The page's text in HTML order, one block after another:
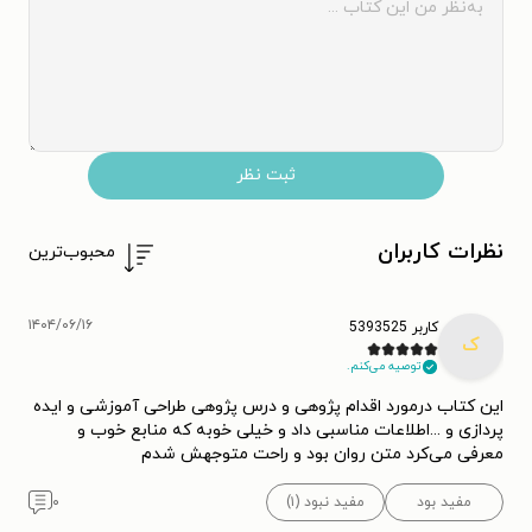
ثبت نظر
نظرات کاربران محبوب‌ترین
ک
کاربر 5393525
توصیه می‌کنم.
۱۴۰۴/۰۶/۱۶
این کتاب درمورد اقدام پژوهی و درس پژوهی طراحی آموزشی و ایده
پردازی و ...اطلاعات مناسبی داد و خیلی خوبه که منابع خوب و
معرفی می‌کرد متن روان بود و راحت متوجهش شدم
مفید بود مفید نبود (۱) ۰